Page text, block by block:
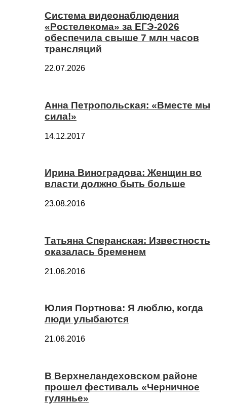
Система видеонаблюдения
«Ростелекома» за ЕГЭ-2026
обеспечила свыше 7 млн часов
трансляций
22.07.2026
Анна Петропольская: «Вместе мы
сила!»
14.12.2017
Ирина Виноградова: Женщин во
власти должно быть больше
23.08.2016
Татьяна Сперанская: Известность
оказалась бременем
21.06.2016
Юлия Портнова: Я люблю, когда
люди улыбаются
21.06.2016
В Верхнеландеховском районе
прошел фестиваль «Черничное
гулянье»